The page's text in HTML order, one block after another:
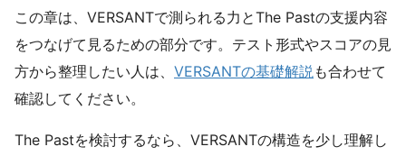
この章は、VERSANTで測られる力とThe Pastの支援内容
をつなげて見るための部分です。テスト形式やスコアの見
方から整理したい人は、 VERSANTの基礎解説 も合わせて
確認してください。
The Pastを検討するなら、VERSANTの構造を少し理解し